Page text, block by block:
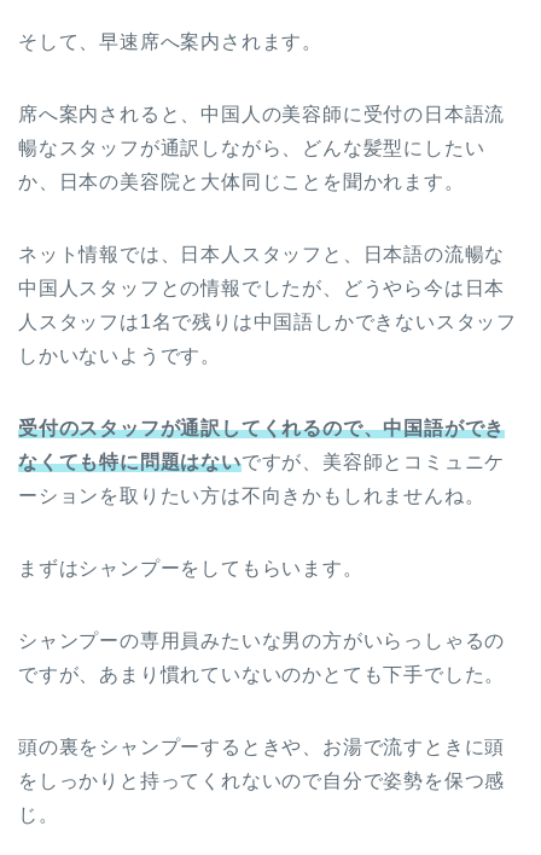
そして、早速席へ案内されます。
席へ案内されると、中国人の美容師に受付の日本語流
暢なスタッフが通訳しながら、どんな髪型にしたい
か、日本の美容院と大体同じことを聞かれます。
ネット情報では、日本人スタッフと、日本語の流暢な
中国人スタッフとの情報でしたが、どうやら今は日本
人スタッフは1名で残りは中国語しかできないスタッフ
しかいないようです。
受付のスタッフが通訳してくれるので、中国語ができ
なくても特に問題はないですが、美容師とコミュニケ
ーションを取りたい方は不向きかもしれませんね。
まずはシャンプーをしてもらいます。
シャンプーの専用員みたいな男の方がいらっしゃるの
ですが、あまり慣れていないのかとても下手でした。
頭の裏をシャンプーするときや、お湯で流すときに頭
をしっかりと持ってくれないので自分で姿勢を保つ感
じ。